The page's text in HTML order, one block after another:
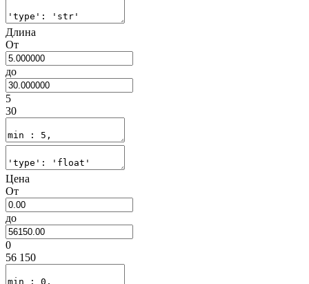
Длина
От
до
5
30
Цена
От
до
0
56 150